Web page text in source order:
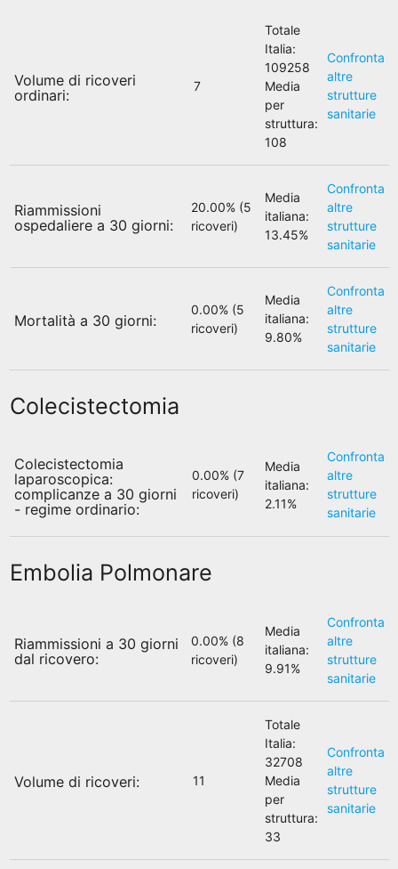
Volume di ricoveri
ordinari:
7
Totale
Italia:
109258
Media
per
struttura:
108
Confronta
altre
strutture
sanitarie
Riammissioni
ospedaliere a 30 giorni:
20.00% (5
ricoveri)
Media
italiana:
13.45%
Confronta
altre
strutture
sanitarie
Mortalità a 30 giorni:
0.00% (5
ricoveri)
Media
italiana:
9.80%
Confronta
altre
strutture
sanitarie
Colecistectomia
Colecistectomia
laparoscopica:
complicanze a 30 giorni
- regime ordinario:
0.00% (7
ricoveri)
Media
italiana:
2.11%
Confronta
altre
strutture
sanitarie
Embolia Polmonare
Riammissioni a 30 giorni
dal ricovero:
0.00% (8
ricoveri)
Media
italiana:
9.91%
Confronta
altre
strutture
sanitarie
Volume di ricoveri: 11
Totale
Italia:
32708
Media
per
struttura:
33
Confronta
altre
strutture
sanitarie